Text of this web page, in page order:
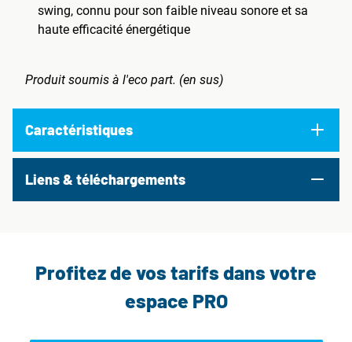
swing, connu pour son faible niveau sonore et sa
haute efficacité énergétique
Produit soumis à l'eco part. (en sus)
Caractéristiques
Liens & téléchargements
Profitez de vos tarifs dans votre
espace PRO